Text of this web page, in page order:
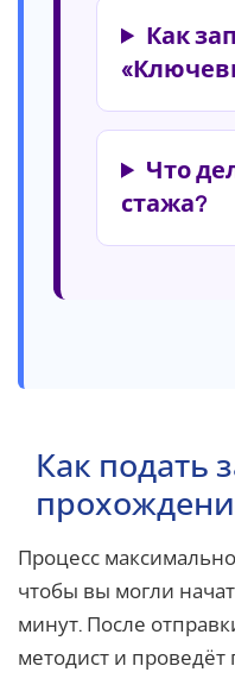
Как
Что
стажа?
Как подать
Процесс
чтобы вы могли
минут. После
методист и проведёт